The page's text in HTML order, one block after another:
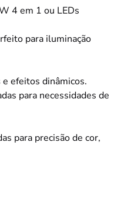
4 em 1 ou LEDs
para iluminação
efeitos dinâmicos.
para necessidades de
para precisão de cor,